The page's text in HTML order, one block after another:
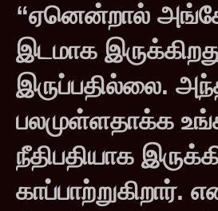
“ஏனென்றால்
இடமாக
இருப்பதில்லை.
பலமுள்ளதாக்க
நீதிபதியாக